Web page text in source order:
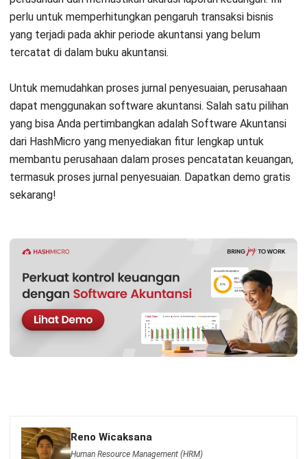
TENTANG KAMI
HashMicroPenyedia solusi ERP dengan rangkaian software
terlengkap untuk berbagai jenis industri, yang dapat
disesuaikan dengan kebutuhan setiap bisnis.
PRODUK
HUBUNGI KAMI
Jalan Balikpapan Raya No. 9 A - C, Daerah Khusus Ibukota
Jakarta 10160
021 5099 6750
Pelajari Lebih Lanjut Tentang Software untuk
Bisnis
Temukan Software Terbaik untuk Bisnis